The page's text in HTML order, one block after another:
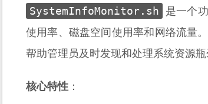
SystemInfoMonitor.sh
是一个
使用率、磁盘空间使用率和网络流量
帮助管理员及时发现和处理系统资源瓶
核心特性 ：